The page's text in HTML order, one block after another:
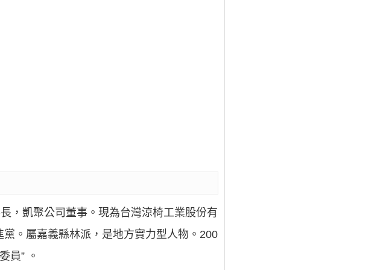
，凱聚公司董事。現為台灣涼椅工業股份有
。屬嘉義縣林派，是地方實力型人物。200
員” 。